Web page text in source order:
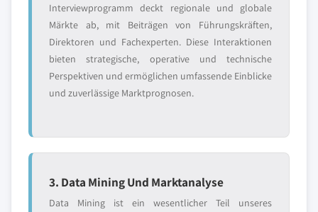
Interviewprogramm deckt regionale und globale
Märkte ab, mit Beiträgen von Führungskräften,
Direktoren und Fachexperten. Diese Interaktionen
bieten strategische, operative und technische
Perspektiven und ermöglichen umfassende Einblicke
und zuverlässige Marktprognosen.
3. Data Mining Und Marktanalyse
Data Mining ist ein wesentlicher Teil unseres